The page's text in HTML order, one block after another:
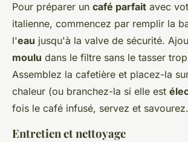
Pour préparer un café parfait avec
italienne, commencez par remplir la
l'eau jusqu'à la valve de sécurité.
moulu dans le filtre sans le tasser
Assemblez la cafetière et placez-la
chaleur (ou branchez-la si elle est
fois le café infusé, servez et savourez.
Entretien et nettoyage